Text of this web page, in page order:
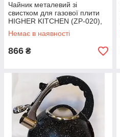
Чайник металевий зі
свистком для газової плити
HIGHER KITCHEN (ZP-020),
3, 5 л., Чорний
Немає в наявності
866 ₴